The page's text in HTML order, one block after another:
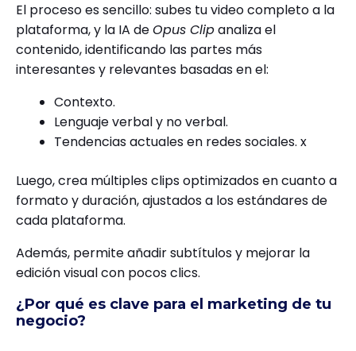
El proceso es sencillo: subes tu video completo a la
plataforma, y la IA deOpus Clipanaliza el
contenido, identificando las partes más
interesantes y relevantes basadas en el:
Contexto.
Lenguaje verbal y no verbal.
Tendencias actuales en redes sociales. x
Luego, crea múltiples clips optimizados en cuanto a
formato y duración, ajustados a los estándares de
cada plataforma.
Además, permite añadir subtítulos y mejorar la
edición visual con pocos clics.
¿Por qué es clave para el marketing de tu
negocio?